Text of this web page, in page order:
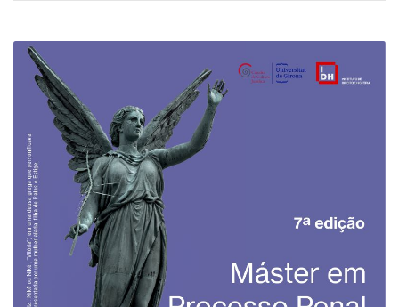
MASTER X PROCESSO PENAL E GARANTISMO